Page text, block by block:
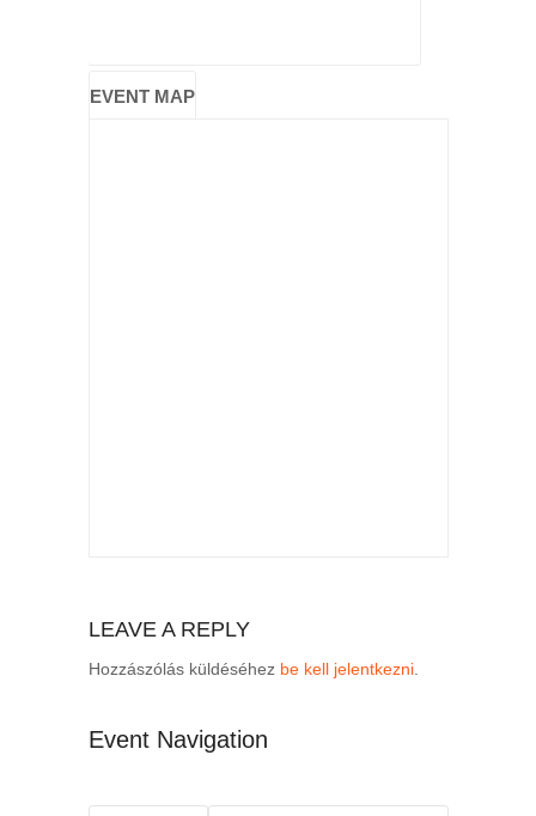
EVENT MAP
LEAVE A REPLY
Hozzászólás küldéséhez be kell jelentkezni.
Event Navigation